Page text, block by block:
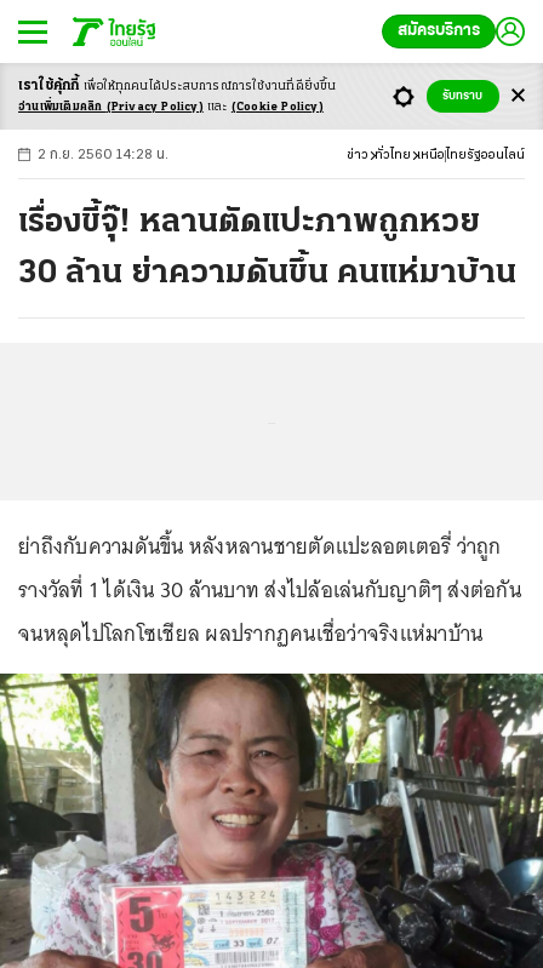
สมัครบริการ
-ก ก ก+
2 ก.ย. 2560 14:28 น. ข่าว ทั่วไทย เหนือ ไทยรัฐออนไลน์
เรื่องขี้จุ๊! หลานตัดแปะภาพถูกหวย
30 ล้าน ย่าความดันขึ้น คนแห่มาบ้าน
ย่าถึงกับความดันขึ้น หลังหลานชายตัดแปะลอตเตอรี่ ว่าถูก
รางวัลที่ 1 ได้เงิน 30 ล้านบาท ส่งไปล้อเล่นกับญาติๆ ส่งต่อกัน
จนหลุดไปโลกโซเชียล ผลปรากฏคนเชื่อว่าจริงแห่มาบ้าน
เราใช้คุ้กกี้ เพื่อให้ทุกคนได้ประสบการณ์การใช้งานที่ดียิ่งขึ้น
อ่านเพิ่มเติมคลิก (Privacy Policy) และ (Cookie Policy)
รับทราบ